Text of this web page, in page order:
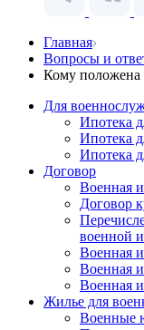
Главная
Вопросы и
Кому положена
Для
Ипотека
Ипотека
Ипотека
Договор
Военная
Договор
военной
Военная
Военная
Военная
Жилье для
Военные